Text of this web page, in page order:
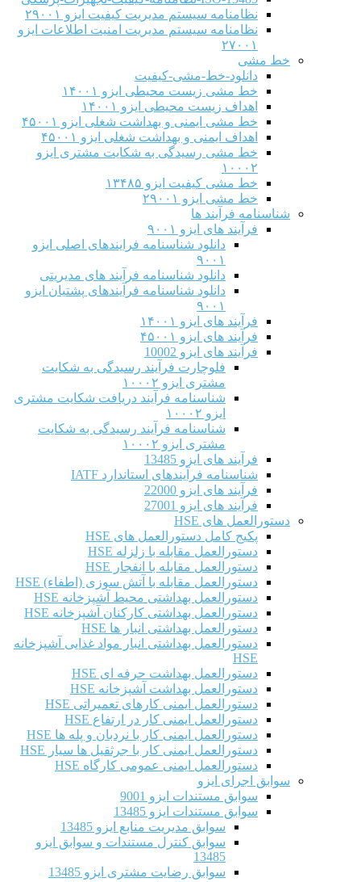
نظامنامه سیستم مدیریت کیفیت ایزو ۲۹۰۰۱
نظامنامه سیستم مدیریت امنیت اطلاعات ایزو
۲۷۰۰۱
خط مشی
دانلود-خط-مشی-کیفیت
خط مشی زیست محیطی ایزو ۱۴۰۰۱
اهداف زیست محیطی ایزو ۱۴۰۰۱
خط مشی ایمنی و بهداشت شغلی ایزو ۴۵۰۰۱
اهداف ایمنی و بهداشت شغلی ایزو ۴۵۰۰۱
خط مشی رسیدگی به شکایت مشتری ایزو
۱۰۰۰۲
خط مشی کیفیت ایزو ۱۳۴۸۵
خط مشی ایزو ۲۹۰۰۱
شناسنامه فرآیند ها
فرآیند های ایزو ۹۰۰۱
دانلود شناسنامه فرایندهای اصلی ایزو
۹۰۰۱
دانلود شناسنامه فرآیند های مدیریتی
دانلود شناسنامه فرآیندهای پشتیان ایزو
۹۰۰۱
فرآیند های ایزو ۱۴۰۰۱
فرآیند های ایزو ۴۵۰۰۱
فرآیند های ایزو 10002
فلوچارت فرآیند رسیدگی به شکایت
مشتری ایزو ۱۰۰۰۲
شناسنامه فرآیند دریافت شکایت مشتری
ایزو ۱۰۰۰۲
شناسنامه فرآیند رسیدگی به شکایت
مشتری ایزو ۱۰۰۰۲
فرآیند های ایزو 13485
شناسنامه فرآیندهای استاندارد IATF
فرآیند های ایزو 22000
فرآیند های ایزو 27001
دستورالعمل های HSE
پکیج کامل دستورالعمل های HSE
دستورالعمل مقابله با زلزله HSE
دستورالعمل مقابله با انفجار HSE
دستورالعمل مقابله با آتش سوزی (اطفاء) HSE
دستورالعمل بهداشتی محیط آشپزخانه HSE
دستورالعمل بهداشتی کارکنان آشپزخانه HSE
دستورالعمل بهداشتی انبار ها HSE
دستورالعمل بهداشتی انبار مواد غذایی آشپزخانه
HSE
دستورالعمل بهداشت حرفه ای HSE
دستورالعمل بهداشت آشپزخانه HSE
دستورالعمل ایمنی کارهای تعمیراتی HSE
دستورالعمل ایمنی کار در ارتفاع HSE
دستورالعمل ایمنی کار با نردبان و پله ها HSE
دستورالعمل ایمنی کار با جرثقیل ها سیار HSE
دستورالعمل ایمنی عمومی کارگاه HSE
سوابق اجرای ایزو
سوابق مستندات ایزو 9001
سوابق مستندات ایزو 13485
سوابق مدیریت منابع ایزو 13485
سوابق کنترل مستندات و سوابق ایزو
13485
سوابق رضایت مشتری ایزو 13485